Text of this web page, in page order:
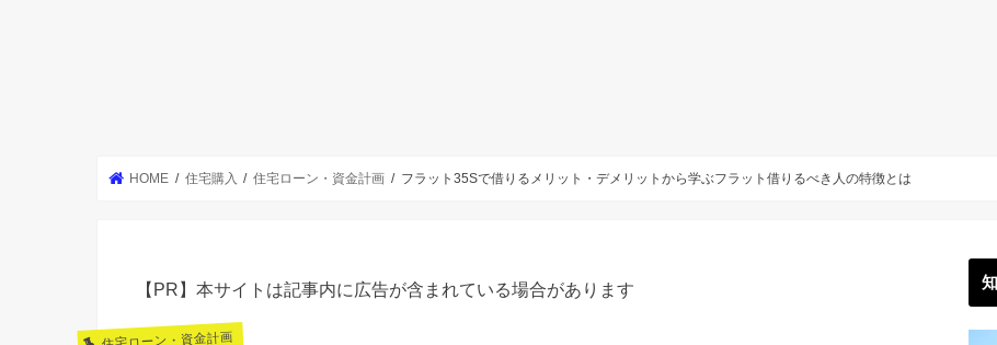
HOME 住宅購入 住宅ローン・資金計画 フラット35Sで借りるメリット・デメリットから学ぶフラット借りるべき人の特徴とは
【PR】本サイトは記事内に広告が含まれている場合があります
住宅ローン・資金計画